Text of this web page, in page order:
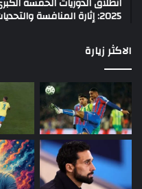
2025: إثارة المنافسة والتحديات
الاكثر زيارة